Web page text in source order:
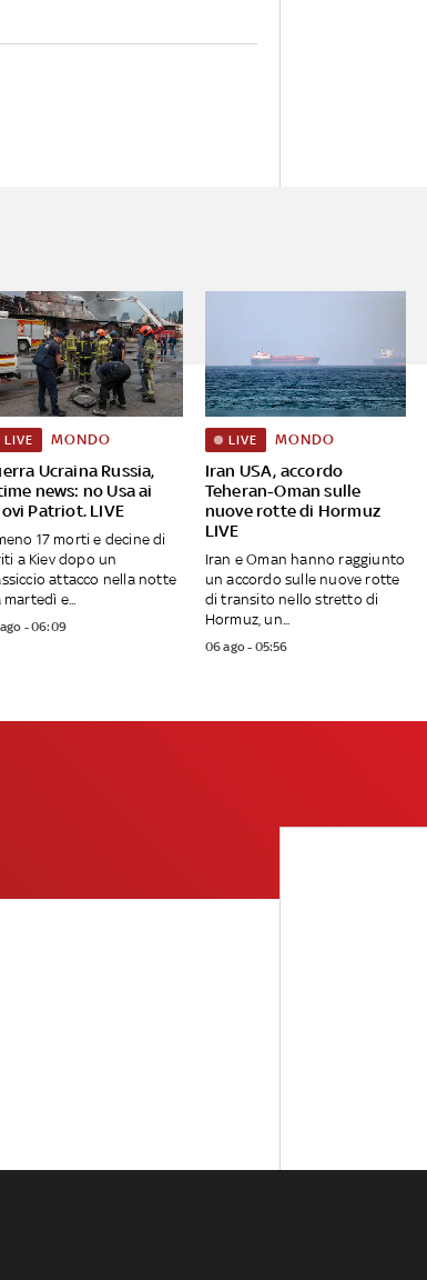
Ucraina Russia,
news: no Usa ai
Patriot. LIVE
LIVE MONDO
17 morti e decine di
a Kiev dopo un
attacco nella notte
e...
- 06:09
Iran USA, accordo
Teheran-Oman sulle
nuove rotte di Hormuz
LIVE
LIVE MONDO
Iran e Oman hanno raggiunto
un accordo sulle nuove rotte
di transito nello stretto di
Hormuz, un...
06 ago - 05:56